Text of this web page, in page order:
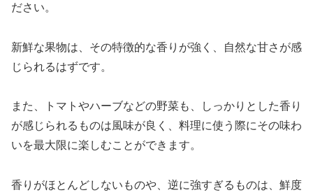
ださい。
新鮮な果物は、その特徴的な香りが強く、自然な甘さが感
じられるはずです。
また、トマトやハーブなどの野菜も、しっかりとした香り
が感じられるものは風味が良く、料理に使う際にその味わ
いを最大限に楽しむことができます。
香りがほとんどしないものや、逆に強すぎるものは、鮮度